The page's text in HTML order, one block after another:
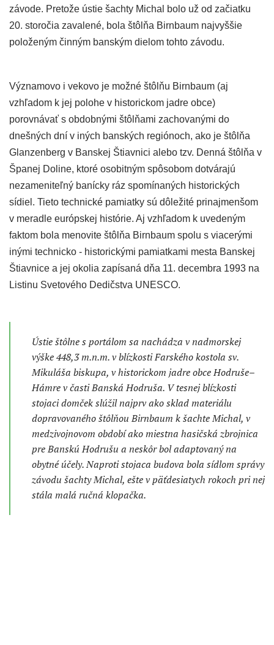
závode. Pretože ústie šachty Michal bolo už od začiatku
20. storočia zavalené, bola štôlňa Birnbaum najvyššie
položeným činným banským dielom tohto závodu.
Významovo i vekovo je možné štôlňu Birnbaum (aj
vzhľadom k jej polohe v historickom jadre obce)
porovnávať s obdobnými štôlňami zachovanými do
dnešných dní v iných banských regiónoch, ako je štôlňa
Glanzenberg v Banskej Štiavnici alebo tzv. Denná štôlňa v
Španej Doline, ktoré osobitným spôsobom dotvárajú
nezameniteľný banícky ráz spomínaných historických
sídiel. Tieto technické pamiatky sú dôležité prinajmenšom
v meradle európskej histórie. Aj vzhľadom k uvedeným
faktom bola menovite štôlňa Birnbaum spolu s viacerými
inými technicko - historickými pamiatkami mesta Banskej
Štiavnice a jej okolia zapísaná dňa 11. decembra 1993 na
Listinu Svetového Dedičstva UNESCO.
Ústie štôlne s portálom sa nachádza v nadmorskej
výške 448,3 m.n.m. v blízkosti Farského kostola sv.
Mikuláša biskupa, v historickom jadre obce Hodruše–
Hámre v časti Banská Hodruša. V tesnej blízkosti
stojaci domček slúžil najprv ako sklad materiálu
dopravovaného štôlňou Birnbaum k šachte Michal, v
medzivojnovom období ako miestna hasičská zbrojnica
pre Banskú Hodrušu a neskôr bol adaptovaný na
obytné účely. Naproti stojaca budova bola sídlom správy
závodu šachty Michal, ešte v päťdesiatych rokoch pri nej
stála malá ručná klopačka.